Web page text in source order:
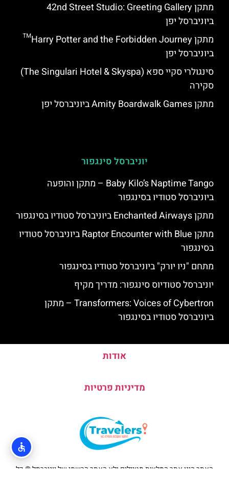
מתקן 42nd Street Studio: Greeting Gallery
ביוניברסל יפן
מתקן Harry Potter and the Forbidden Journey™
ביוניברסל יפן
סינגולרי סקיי ספא (The Singulari Hotel & Skyspa)
סקירה
מתקן Amity Boardwalk Games ביוניברסל יפן
יוניברסל סינגפור
Baby Kilo’s Naptime Tango – מתקן והופעה
ביוניברסל סטודיו בסינגפור
מתקן Enchanted Airways ביוניברסל סטודיו בסינגפור
מתקן Raptor Encounter with Blue ביוניברסל סטודיו
בסינגפור
מתחם "ניו יורק" ביוניברסל סטודיו בסינגפור
יוניברסל סטודיוס סינגפור: מדריך מקיף
Transformers: Voices of Cybertron – מתקן
ביוניברסל סטודיו בסינגפור
אודות
מדיניות פרטיות
האתר הינו אתר המלצות מטיילים ולא האתר הרשמי של יוניברסל © כל